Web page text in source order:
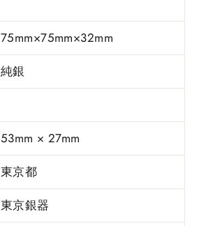
75mm×75mm×32mm
純銀
53mm × 27mm
東京都
東京銀器